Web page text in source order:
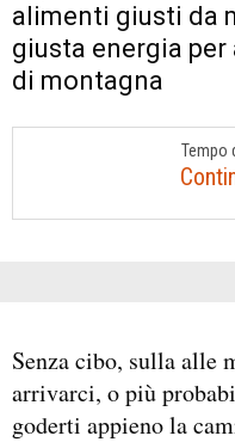
alimenti giusti da
giusta energia
di montagna
Tempo
Senza cibo, sulla alle
arrivarci, o più
goderti appieno la